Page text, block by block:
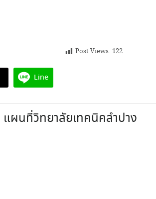
Post Views: 122
Line
แผนที่วิทยาลัยเทคนิคลำปาง